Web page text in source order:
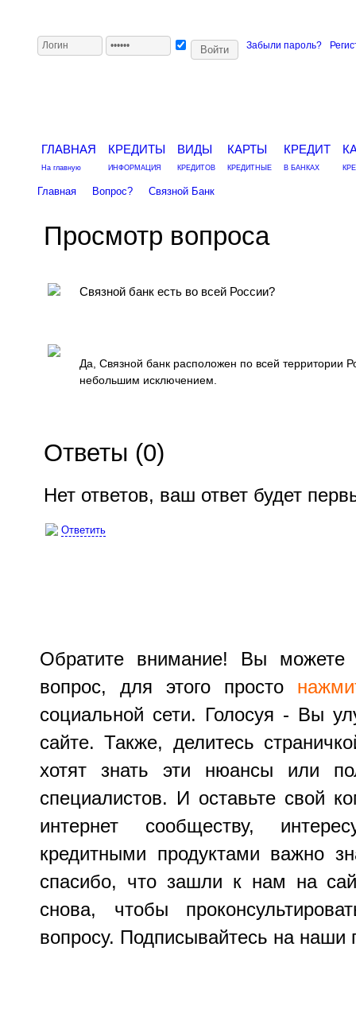
Забыли пароль?
ГЛАВНАЯ
На главную
КРЕДИТЫ
ИНФОРМАЦИЯ
ВИДЫ
КРЕДИТОВ
КАРТЫ
КРЕДИТНЫЕ
КРЕДИТ
В БАНКАХ
Главная Вопрос? Связной Банк
Просмотр вопроса
Связной банк есть во всей России?
Да, Связной банк расположен по всей территории
небольшим исключением.
Ответы (0)
Нет ответов, ваш ответ будет
Ответить
Обратите внимание! Вы можете
вопрос, для этого просто
социальной сети. Голосуя - Вы
сайте. Также, делитесь
хотят знать эти нюансы или
специалистов. И оставьте свой
интернет сообществу,
кредитными продуктами важно
спасибо, что зашли к нам на
снова, чтобы
вопросу. Подписывайтесь на наши